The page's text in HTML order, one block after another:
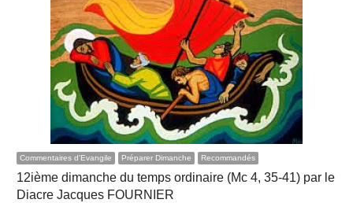
Commentaires d'Evangile Préparer Dimanche Recommandés
12ième dimanche du temps ordinaire (Mc 4, 35-41) par le
Diacre Jacques FOURNIER